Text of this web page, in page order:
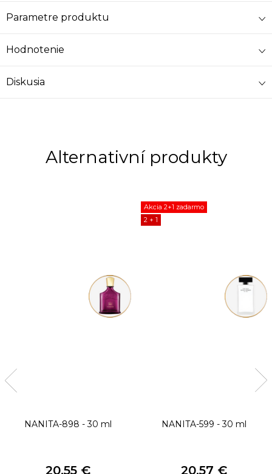
Parametre produktu
Hodnotenie
Diskusia
NANITA-898 - 30 ml
20,55 €
Akcia 2+1 zadarmo
2 + 1
NANITA-599 - 30 ml
20,57 €